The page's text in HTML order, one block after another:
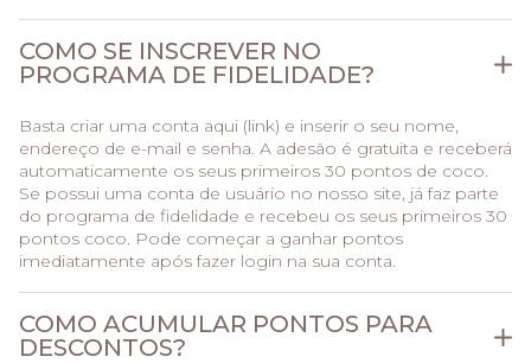
COMO SE INSCREVER NO
PROGRAMA DE FIDELIDADE?
Basta criar uma conta aqui (link) e inserir o seu nome,
endereço de e-mail e senha. A adesão é gratuita e receberá
automaticamente os seus primeiros 30 pontos de coco.
Se possui uma conta de usuário no nosso site, já faz parte
do programa de fidelidade e recebeu os seus primeiros 30
pontos coco. Pode começar a ganhar pontos
imediatamente após fazer login na sua conta.
COMO ACUMULAR PONTOS PARA
DESCONTOS?